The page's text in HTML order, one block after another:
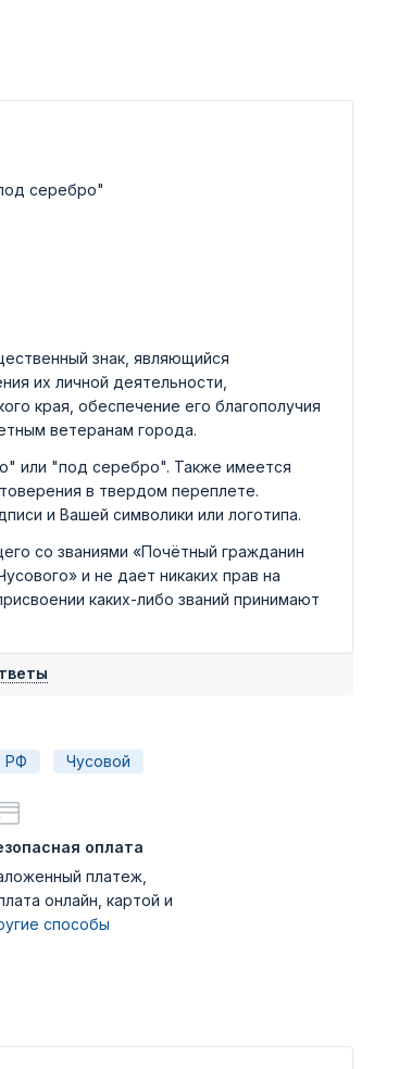
серебро"
знак, являющийся
их личной деятельности,
края, обеспечение его благополучия
ветеранам города.
или "под серебро". Также имеется
в твердом переплете.
и Вашей символики или логотипа.
со званиями «Почётный гражданин
и не дает никаких прав на
каких-либо званий принимают
РФ Чусовой
оплата
платеж,
онлайн, картой и
способы